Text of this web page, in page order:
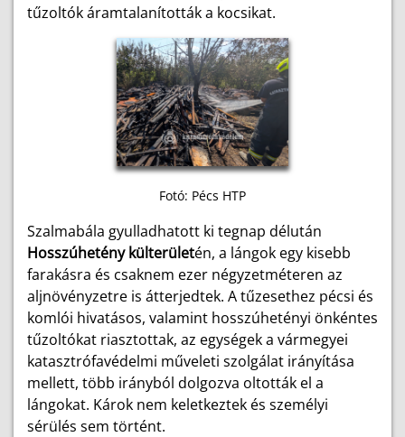
tűzoltók áramtalanították a kocsikat.
Fotó: Pécs HTP
Szalmabála gyulladhatott ki tegnap délután
Hosszúhetény külterületén, a lángok egy kisebb
farakásra és csaknem ezer négyzetméteren az
aljnövényzetre is átterjedtek. A tűzesethez pécsi és
komlói hivatásos, valamint hosszúhetényi önkéntes
tűzoltókat riasztottak, az egységek a vármegyei
katasztrófavédelmi műveleti szolgálat irányítása
mellett, több irányból dolgozva oltották el a
lángokat. Károk nem keletkeztek és személyi
sérülés sem történt.